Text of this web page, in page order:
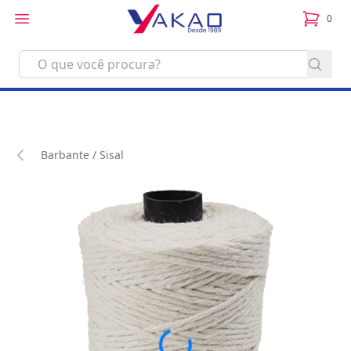
0
itens
Barbante / Sisal